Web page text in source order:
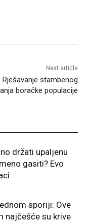
Next article
Rješavanje stambenog
boračke populacije
držati upaljenu
gasiti? Evo
sporiji: Ove
najčešće su krive